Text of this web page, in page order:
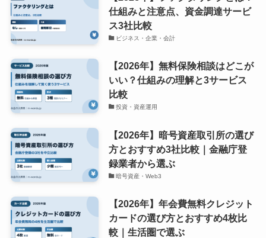
仕組みと注意点、資金調達サービ
ス3社比較
ビジネス・企業・会計
【2026年】無料保険相談はどこが
いい？仕組みの理解と3サービス
比較
投資・資産運用
【2026年】暗号資産取引所の選び
方とおすすめ3社比較｜金融庁登
録業者から選ぶ
暗号資産・Web3
【2026年】年会費無料クレジット
カードの選び方とおすすめ4枚比
較｜生活圏で選ぶ